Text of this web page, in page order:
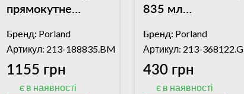
прямокутне
(04ALM004832)
Бренд: Porland
Артикул: 213-188835.BM
1155 грн
є в наявності
835 мл
Бренд: Porland
Артикул: 213-368122.G
430 грн
є в наявності